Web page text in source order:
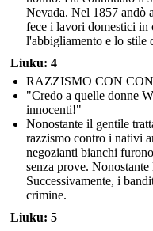
Nevada. Nel 1857 andò
fece i lavori domestici in
l'abbigliamento e lo stile
Liuku: 4
RAZZISMO CON
"Credo a quelle donne
innocenti!"
Nonostante il gentile
razzismo contro i nativi
negozianti bianchi
senza prove.
Successivamente, i
crimine.
Liuku: 5